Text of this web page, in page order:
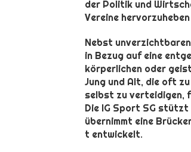
der Politik und
Vereine
Nebst
in Bezug auf eine
körperlichen oder
Jung und Alt, die oft
selbst zu verteidigen,
Die IG Sport SG
übernimmt eine
t entwickelt.